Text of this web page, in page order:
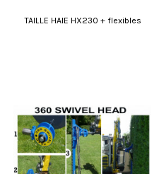
TAILLE HAIE HX230 + flexibles